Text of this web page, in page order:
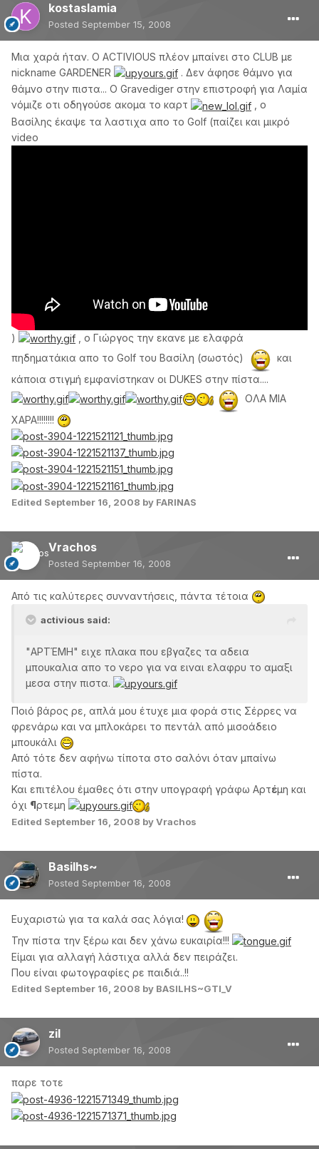
kostaslamia
Posted September 15, 2008
Μια χαρά ήταν. Ο ΑCTIVIOUS πλέον μπαίνει στο CLUB με
nickname GARDENER
. Δεν άφησε θάμνο για
θάμνο στην πιστα... Ο Gravediger στην επιστροφή για Λαμία
νόμιζε οτι οδηγούσε ακομα το καρτ
, ο
Βασίλης έκαψε τα λαστιχα απο το Golf (παίζει και μικρό
video
)
, o Γιώργος την εκανε με ελαφρά
πηδηματάκια απο το Golf του Βασίλη (σωστός)
και
κάποια στιγμή εμφανίστηκαν οι DUKES στην πίστα....
ΟΛΑ ΜΙΑ
ΧΑΡΑ!!!!!!!!
Edited September 16, 2008 by FARINAS
Vrachos
Posted September 16, 2008
Από τις καλύτερες συνναντήσεις, πάντα τέτοια
activious said:
"ΑΡΤΈΜΗ" ειχε πλακα που εβγαζες τα αδεια
μπουκαλια απο το νερο για να ειναι ελαφρυ το αμαξι
μεσα στην πιστα.
Ποιό βάρος ρε, απλά μου έτυχε μια φορά στις Σέρρες να
φρενάρω και να μπλοκάρει το πεντάλ από μισοάδειο
μπουκάλι
Από τότε δεν αφήνω τίποτα στο σαλόνι όταν μπαίνω
πίστα.
Και επιτέλου έμαθες ότι στην υπογραφή γράφω Αρτέμη και
όχι ¶ρτεμη
Edited September 16, 2008 by Vrachos
Basilhs~
Posted September 16, 2008
Ευχαριστώ για τα καλά σας λόγια!
Την πίστα την ξέρω και δεν χάνω ευκαιρία!!!
Είμαι για αλλαγή λάστιχα αλλά δεν πειράζει.
Που είναι φωτογραφίες ρε παιδιά..!!
Edited September 16, 2008 by BASILHS~GTI_V
zil
Posted September 16, 2008
παρε τοτε